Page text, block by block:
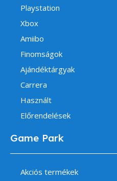
Playstation
Xbox
Amiibo
Finomságok
Ajándéktárgyak
Carrera
Használt
Előrendelések
Game Park
Akciós termékek